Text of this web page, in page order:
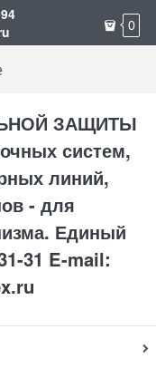
0
ЗАЩИТЫ
систем,
линий,
- для
Единый
31 E-mail: